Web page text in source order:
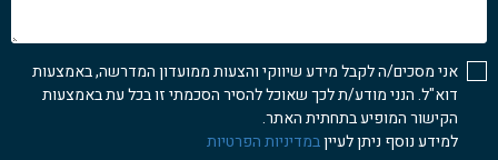
אני מסכים/ה לקבל מידע שיווקי והצעות ממועדון המדרשה, באמצעות
דוא"ל. הנני מודע/ת לכך שאוכל להסיר הסכמתי זו בכל עת באמצעות
הקישור המופיע בתחתית האתר.
למידע נוסף ניתן לעייןבמדיניות הפרטיות